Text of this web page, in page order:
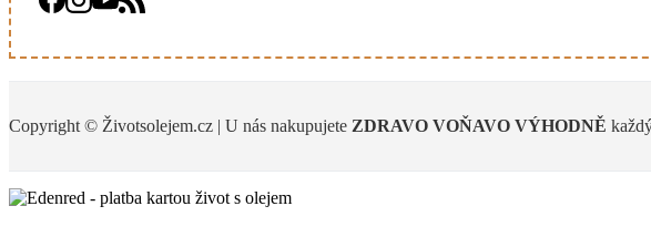
Copyright © Životsolejem.cz | U nás nakupujete ZDRAVO VOŇAVO VÝHODNĚ